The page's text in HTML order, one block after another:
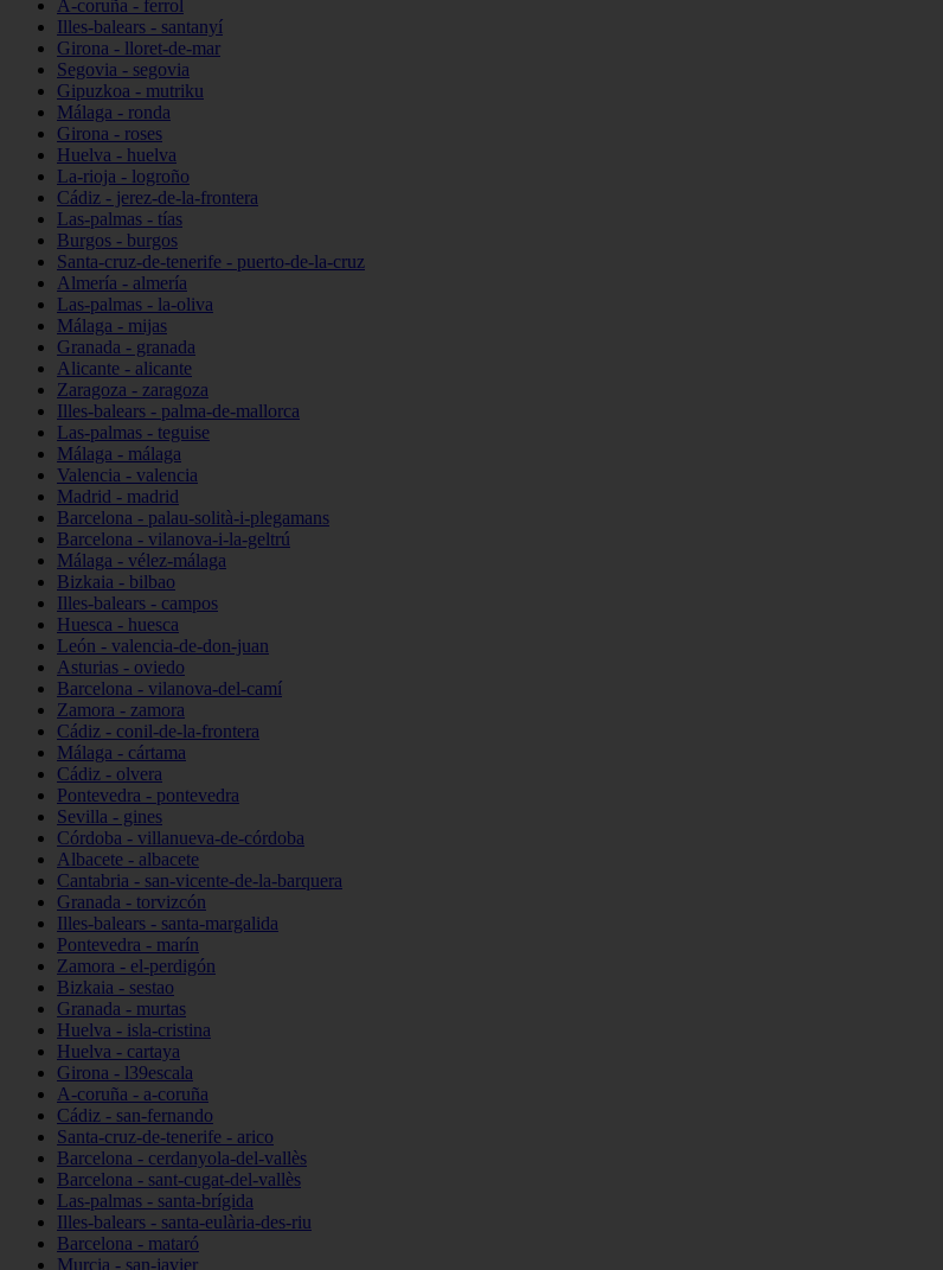
A-coruña - ferrol
Illes-balears - santanyí
Girona - lloret-de-mar
Segovia - segovia
Gipuzkoa - mutriku
Málaga - ronda
Girona - roses
Huelva - huelva
La-rioja - logroño
Cádiz - jerez-de-la-frontera
Las-palmas - tías
Burgos - burgos
Santa-cruz-de-tenerife - puerto-de-la-cruz
Almería - almería
Las-palmas - la-oliva
Málaga - mijas
Granada - granada
Alicante - alicante
Zaragoza - zaragoza
Illes-balears - palma-de-mallorca
Las-palmas - teguise
Málaga - málaga
Valencia - valencia
Madrid - madrid
Barcelona - palau-solità-i-plegamans
Barcelona - vilanova-i-la-geltrú
Málaga - vélez-málaga
Bizkaia - bilbao
Illes-balears - campos
Huesca - huesca
León - valencia-de-don-juan
Asturias - oviedo
Barcelona - vilanova-del-camí
Zamora - zamora
Cádiz - conil-de-la-frontera
Málaga - cártama
Cádiz - olvera
Pontevedra - pontevedra
Sevilla - gines
Córdoba - villanueva-de-córdoba
Albacete - albacete
Cantabria - san-vicente-de-la-barquera
Granada - torvizcón
Illes-balears - santa-margalida
Pontevedra - marín
Zamora - el-perdigón
Bizkaia - sestao
Granada - murtas
Huelva - isla-cristina
Huelva - cartaya
Girona - l39escala
A-coruña - a-coruña
Cádiz - san-fernando
Santa-cruz-de-tenerife - arico
Barcelona - cerdanyola-del-vallès
Barcelona - sant-cugat-del-vallès
Las-palmas - santa-brígida
Illes-balears - santa-eulària-des-riu
Barcelona - mataró
Murcia - san-javier